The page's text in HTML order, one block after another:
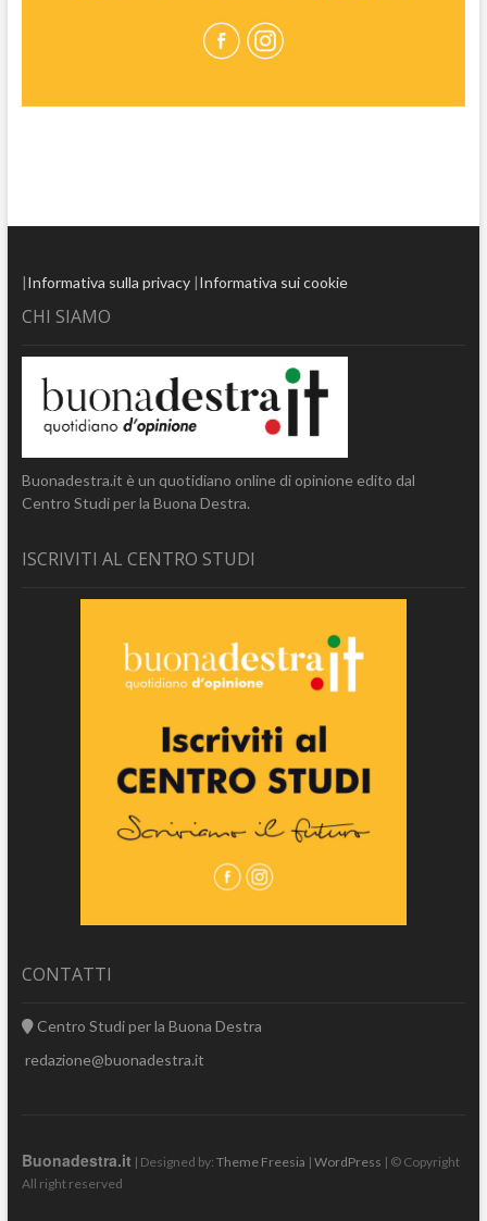
Informativa sulla privacy| Informativa sui cookie
CHI SIAMO
Buonadestra.it è un quotidiano online di opinione edito dal
Centro Studi per la Buona Destra.
ISCRIVITI AL CENTRO STUDI
CONTATTI
Centro Studi per la Buona Destra
redazione@buonadestra.it
Buonadestra.it | Designed by: Theme Freesia | WordPress | © Copyright
All right reserved